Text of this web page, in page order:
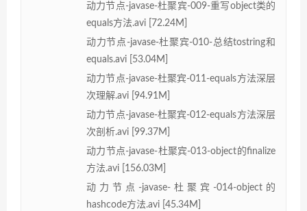
动力节点-javase-杜聚宾-009-重写object类的
equals方法.avi [72.24M]
动力节点-javase-杜聚宾-010-总结tostring和
equals.avi [53.04M]
动力节点-javase-杜聚宾-011-equals方法深层
次理解.avi [94.91M]
动力节点-javase-杜聚宾-012-equals方法深层
次剖析.avi [99.37M]
动力节点-javase-杜聚宾-013-object的finalize
方法.avi [156.03M]
动力节点-javase-杜聚宾-014-object的
hashcode方法.avi [45.34M]